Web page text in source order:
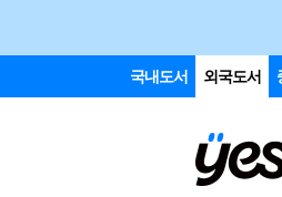
국내도서 외국도서